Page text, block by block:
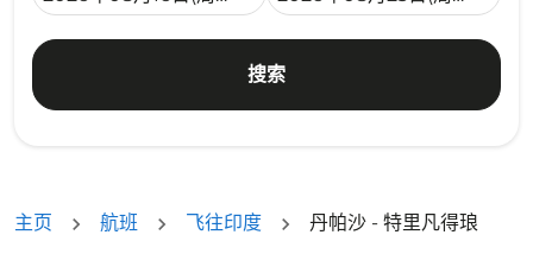
搜索
主页 航班 飞往印度 丹帕沙 - 特里凡得琅